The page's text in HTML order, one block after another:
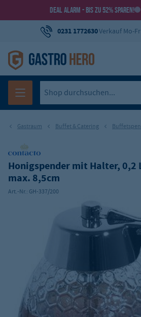
DEAL ALARM - BIS ZU 52% SPAREN!
0231 1772630Verkauf Mo-
Gastraum Buffet & Catering
Honigspender mit Halter, 0,2
max. 8,5cm
Art.-Nr.: GH-337/200